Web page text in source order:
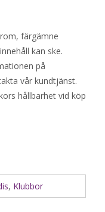
färgämne
kan ske.
på
vår kundtjänst.
hållbarhet vid köp
, Klubbor